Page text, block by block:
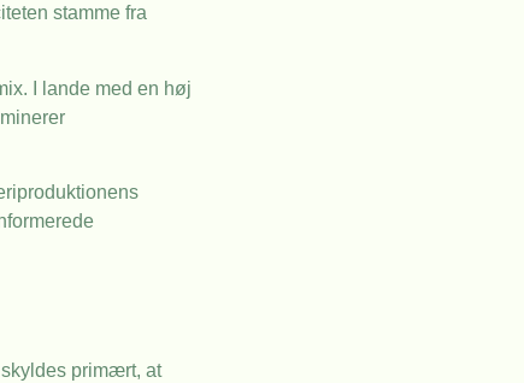
stamme fra
I lande med en høj
primært, at